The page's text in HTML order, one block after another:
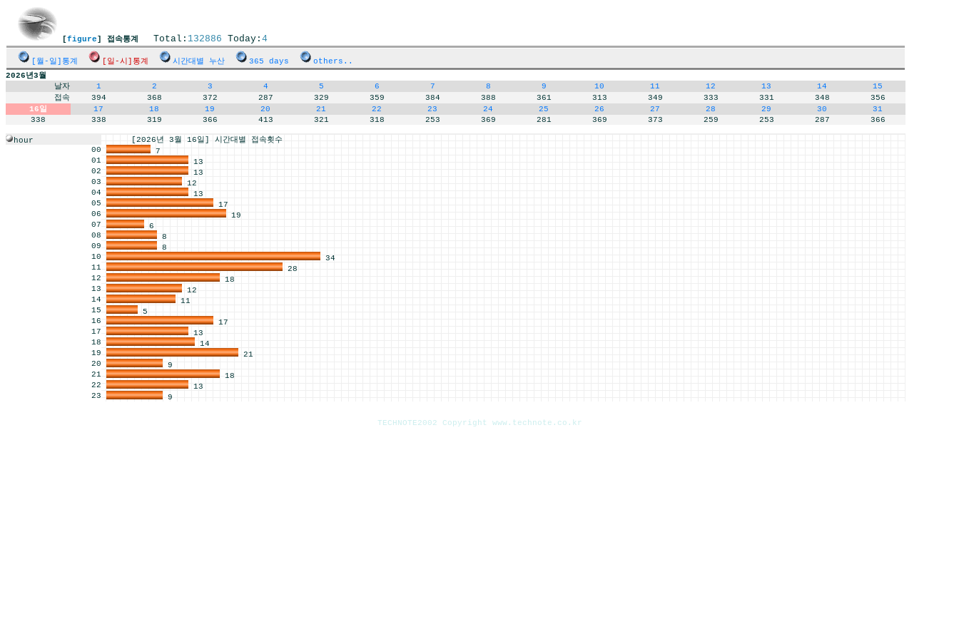
[figure] 접속통계 Total: 132886 Today: 4
[월-일]통계 [일-시]통계 시간대별 누산 365 days
others..
2026년3월
날자
1 2 3 4 5 6 7 8 9 10 11 12 13 14
15
접속
394 368 372 287 329 359 384 388 361 313 349 333 331 348
356
16일
17 18 19 20 21 22 23 24 25 26 27 28 29 30
31
338
338 319 366 413 321 318 253 369 281 369 373 259 253 287 366
hour
[2026년 3월 16일] 시간대별 접속횟수
00
7
01
13
02
13
03
12
04
13
05
17
06
19
07
6
08
8
09
8
10
34
11
28
12
18
13
12
14
11
15
5
16
17
17
13
18
14
19
21
20
9
21
18
22
13
23
9
TECHNOTE2002 Copyright www.technote.co.kr